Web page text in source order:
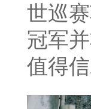
世巡
冠军
值得信